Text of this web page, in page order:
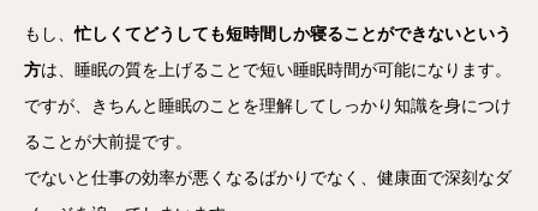
もし、忙しくてどうしても短時間しか寝ることができないという
方は、睡眠の質を上げることで短い睡眠時間が可能になります。
ですが、きちんと睡眠のことを理解してしっかり知識を身につけ
ることが大前提です。
でないと仕事の効率が悪くなるばかりでなく、健康面で深刻なダ